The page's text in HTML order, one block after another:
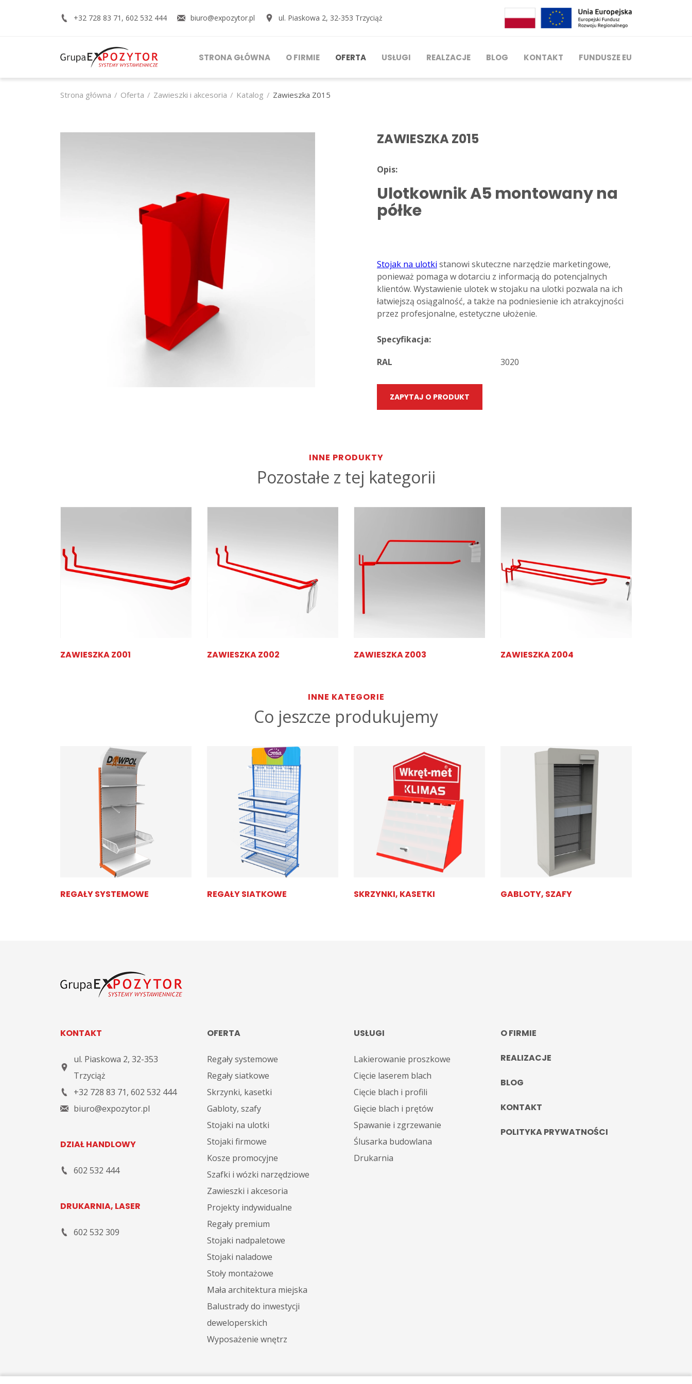
+32 728 83 71 , 602 532 444 biuro@expozytor.pl ul. Piaskowa 2, 32-353 Trzyciąż
STRONA GŁÓWNA O FIRMIE OFERTA USŁUGI REALZACJE BLOG KONTAKT FUNDUSZE EU
Strona główna Oferta Zawieszki i akcesoria Katalog Zawieszka Z015
ZAWIESZKA Z015
Opis:
Ulotkownik A5 montowany na
półke
Stojak na ulotki stanowi skuteczne narzędzie marketingowe,
ponieważ pomaga w dotarciu z informacją do potencjalnych
klientów. Wystawienie ulotek w stojaku na ulotki pozwala na ich
łatwiejszą osiągalność, a także na podniesienie ich atrakcyjności
przez profesjonalne, estetyczne ułożenie.
Specyfikacja:
RAL
3020
ZAPYTAJ O PRODUKT
INNE PRODUKTY
Pozostałe z tej kategorii
ZAWIESZKA Z001 ZAWIESZKA Z002 ZAWIESZKA Z003 ZAWIESZKA Z004
INNE KATEGORIE
Co jeszcze produkujemy
REGAŁY SYSTEMOWE REGAŁY SIATKOWE SKRZYNKI, KASETKI GABLOTY, SZAFY
KONTAKT
ul. Piaskowa 2, 32-353
Trzyciąż
+32 728 83 71, 602 532 444
biuro@expozytor.pl
DZIAŁ HANDLOWY
602 532 444
DRUKARNIA, LASER
602 532 309
OFERTA
Regały systemowe
Regały siatkowe
Skrzynki, kasetki
Gabloty, szafy
Stojaki na ulotki
Stojaki firmowe
Kosze promocyjne
Szafki i wózki narzędziowe
Zawieszki i akcesoria
Projekty indywidualne
Regały premium
Stojaki nadpaletowe
Stojaki naladowe
Stoły montażowe
Mała architektura miejska
Balustrady do inwestycji
deweloperskich
Wyposażenie wnętrz
USŁUGI
Lakierowanie proszkowe
Cięcie laserem blach
Cięcie blach i profili
Gięcie blach i prętów
Spawanie i zgrzewanie
Ślusarka budowlana
Drukarnia
O FIRMIE
REALIZACJE
BLOG
KONTAKT
POLITYKA PRYWATNOŚCI